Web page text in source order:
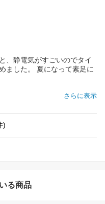
、静電気がすごいのでタイ
ました。 夏になって素足に
さらに表示
)
る商品